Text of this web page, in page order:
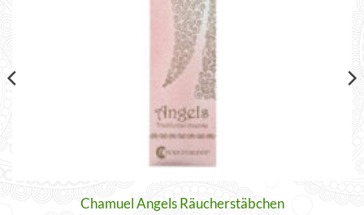
Chamuel Angels Räucherstäbchen